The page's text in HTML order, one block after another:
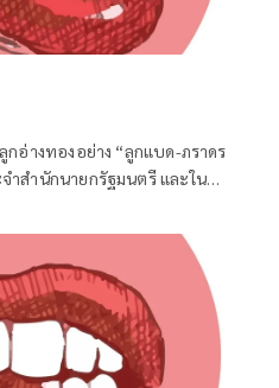
อ่างทองอย่าง “ลูกแบด-ภราดร
สำนักนายกรัฐมนตรี และใน
นายประภัตร โพธสุธน
ที่จังหวัดสุพรรณบุรี เมื่อวันที่ 1